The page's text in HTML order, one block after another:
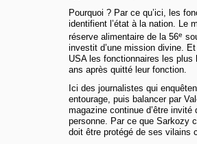
Pourquoi ? Par ce qu’ici, les
identifient l’état à la nation. Le
réserve alimentaire de la 56e
investit d’une mission divine.
USA les fonctionnaires les
ans après quitté leur fonction.
Ici des journalistes qui
entourage, puis balancer par
magazine continue d’être
personne. Par ce que Sarkozy
doit être protégé de ses vilains